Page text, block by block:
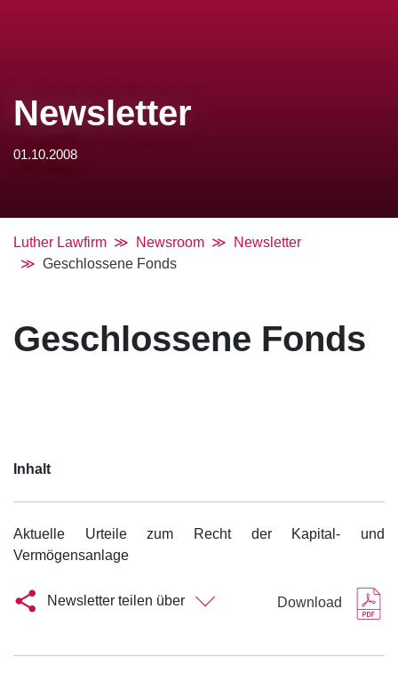
Newsletter
01.10.2008
Luther Lawfirm Newsroom
Newsletter
Geschlossene Fonds
Geschlossene Fonds
Inhalt
Aktuelle Urteile zum Recht der Kapital- und
Vermögensanlage
Newsletter teilen über Download